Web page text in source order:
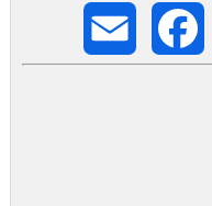
Email